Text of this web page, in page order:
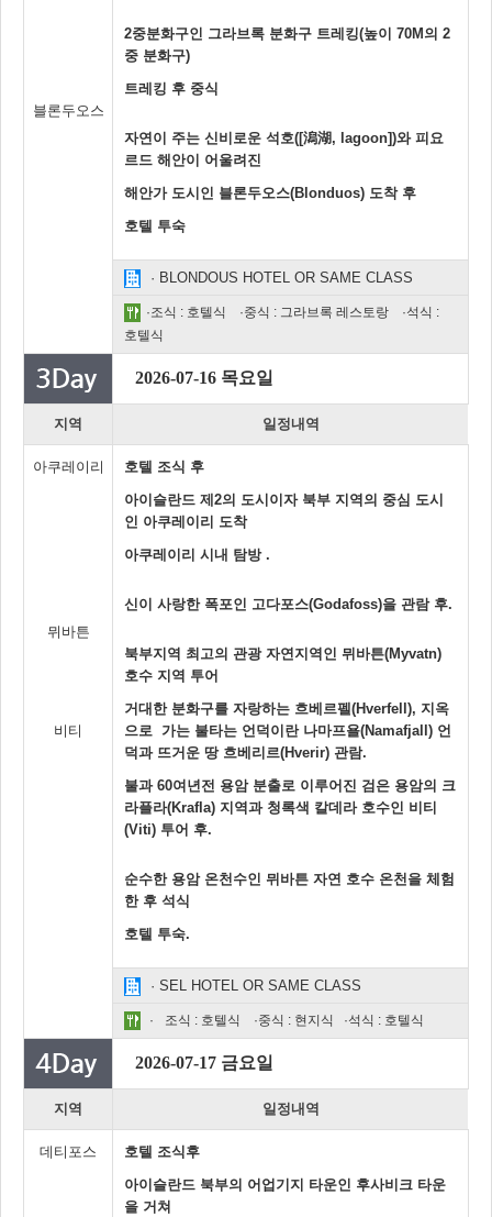
블론두오스
2중분화구인 그라브록 분화구 트레킹(높이 70M의 2
중 분화구)
트레킹 후 중식
자연이 주는 신비로운 석호([潟湖, lagoon])와 피요
르드 해안이 어울려진
해안가 도시인 블론두오스(Blonduos) 도착 후
호텔 투숙
· BLONDOUS HOTEL OR SAME CLASS
·조식 : 호텔식 ·중식 : 그라브록 레스토랑 ·석식 :
호텔식
2026-07-16 목요일
지역 일정내역
아쿠레이리
뮈바튼
비티
호텔 조식 후
아이슬란드 제2의 도시이자 북부 지역의 중심 도시
인 아쿠레이리 도착
아쿠레이리 시내 탐방 .
신이 사랑한 폭포인 고다포스(Godafoss)을 관람 후.
북부지역 최고의 관광 자연지역인 뮈바튼(Myvatn)
호수 지역 투어
거대한 분화구를 자랑하는 흐베르펠(Hverfell), 지옥
으로 가는 불타는 언덕이란 나마프욜(Namafjall) 언
덕과 뜨거운 땅 흐베리르(Hverir) 관람.
불과 60여년전 용암 분출로 이루어진 검은 용암의 크
라플라(Krafla) 지역과 청록색 칼데라 호수인 비티
(Viti) 투어 후.
순수한 용암 온천수인 뮈바튼 자연 호수 온천을 체험
한 후 석식
호텔 투숙.
· SEL HOTEL OR SAME CLASS
· 조식 : 호텔식 ·중식 : 현지식 ·석식 : 호텔식
2026-07-17 금요일
지역 일정내역
데티포스
호텔 조식후
아이슬란드 북부의 어업기지 타운인 후사비크 타운
을 거쳐